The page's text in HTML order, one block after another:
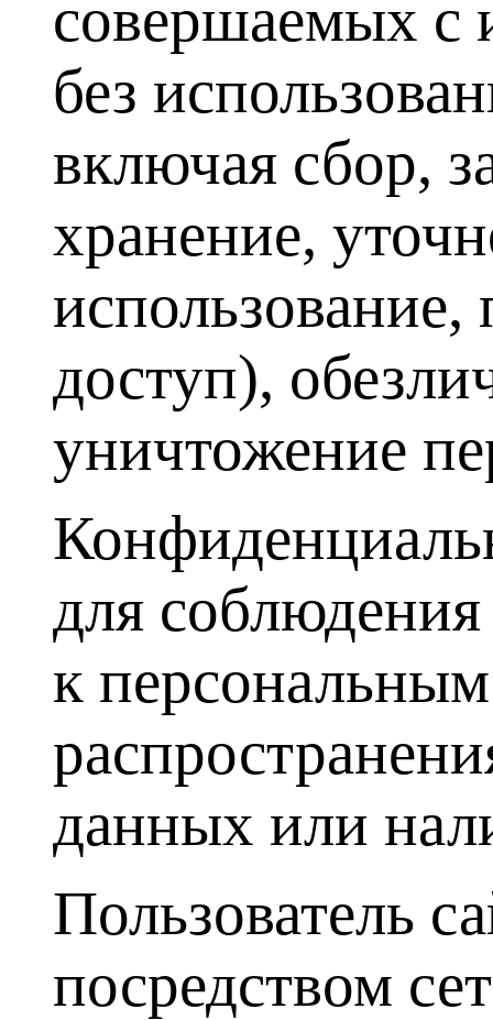
совершаемых с
без
включая сбор,
хранение,
использование,
доступ),
уничтожение
для
к
данных или
Пользователь
посредством